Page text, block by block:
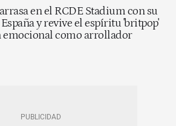
en el RCDE Stadium con su
y revive el espíritu 'britpop'
emocional como arrollador